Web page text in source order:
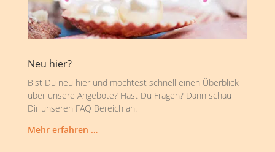
Neu hier?
Bist Du neu hier und möchtest schnell einen Überblick
über unsere Angebote? Hast Du Fragen? Dann schau
Dir unseren FAQ Bereich an.
Mehr erfahren …